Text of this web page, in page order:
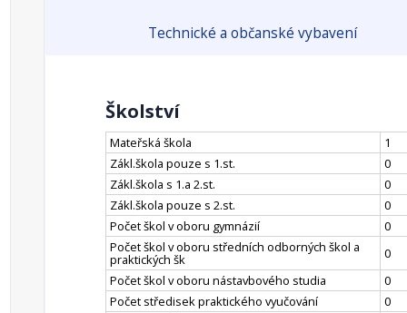
Technické a občanské vybavení
Školství
Mateřská škola
1
Zákl.škola pouze s 1.st.
0
Zákl.škola s 1.a 2.st.
0
Zákl.škola pouze s 2.st.
0
Počet škol v oboru gymnázií
0
Počet škol v oboru středních odborných škol a
praktických šk
0
Počet škol v oboru nástavbového studia
0
Počet středisek praktického vyučování
0